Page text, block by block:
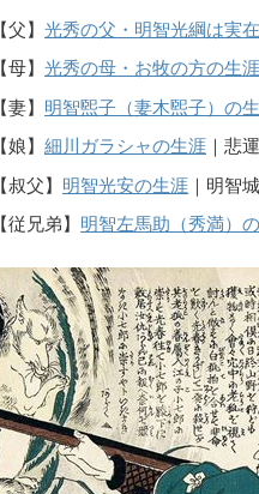
【父】 光秀の父・明智光綱は実
【母】 光秀の母・お牧の方の生涯
【妻】 明智煕子（妻木煕子）の
【娘】 細川ガラシャの生涯 ｜悲
【叔父】 明智光安の生涯 ｜明智
【従兄弟】 明智左馬助（秀満）